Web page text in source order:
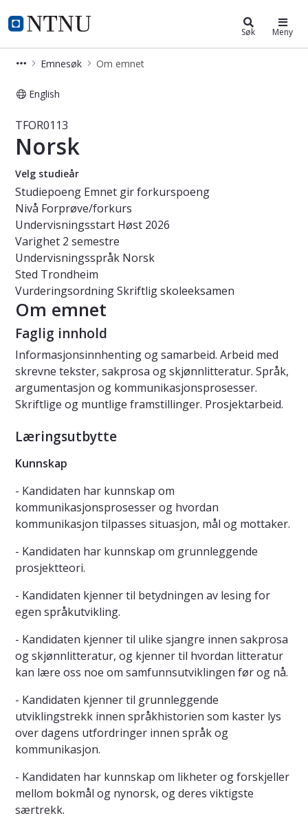
NTNU Hjemmeside
Studier Søk Meny
Emnesøk Om emnet
English
Emne - Norsk - TFOR0113
TFOR0113
Norsk
Velg studieår
Studiepoeng Emnet gir forkurspoeng
Nivå Forprøve/forkurs
Undervisningsstart Høst 2026
Varighet 2 semestre
Undervisningsspråk Norsk
Sted Trondheim
VurderingsordningSkriftlig skoleeksamen
Om emnet
Faglig innhold
Informasjonsinnhenting og samarbeid. Arbeid med
skrevne tekster, sakprosa og skjønnlitteratur. Språk,
argumentasjon og kommunikasjonsprosesser.
Skriftlige og muntlige framstillinger. Prosjektarbeid.
Læringsutbytte
Kunnskap
- Kandidaten har kunnskap om
kommunikasjonsprosesser og hvordan
kommunikasjon tilpasses situasjon, mål og mottaker.
- Kandidaten har kunnskap om grunnleggende
prosjektteori.
- Kandidaten kjenner til betydningen av lesing for
egen språkutvikling.
- Kandidaten kjenner til ulike sjangre innen sakprosa
og skjønnlitteratur, og kjenner til hvordan litteratur
kan lære oss noe om samfunnsutviklingen før og nå.
- Kandidaten kjenner til grunnleggende
utviklingstrekk innen språkhistorien som kaster lys
over dagens utfordringer innen språk og
kommunikasjon.
- Kandidaten har kunnskap om likheter og forskjeller
mellom bokmål og nynorsk, og deres viktigste
særtrekk.